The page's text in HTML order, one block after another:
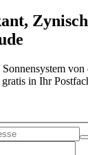
in Ihr